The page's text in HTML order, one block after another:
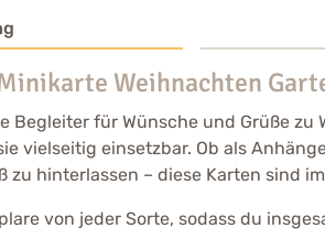
Weihnachten
Begleiter für Wünsche und Grüße
vielseitig einsetzbar. Ob als
hinterlassen – diese Karten sind
von jeder Sorte, sodass du